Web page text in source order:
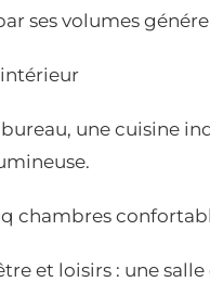
ses volumes
une cuisine
chambres
et loisirs : une